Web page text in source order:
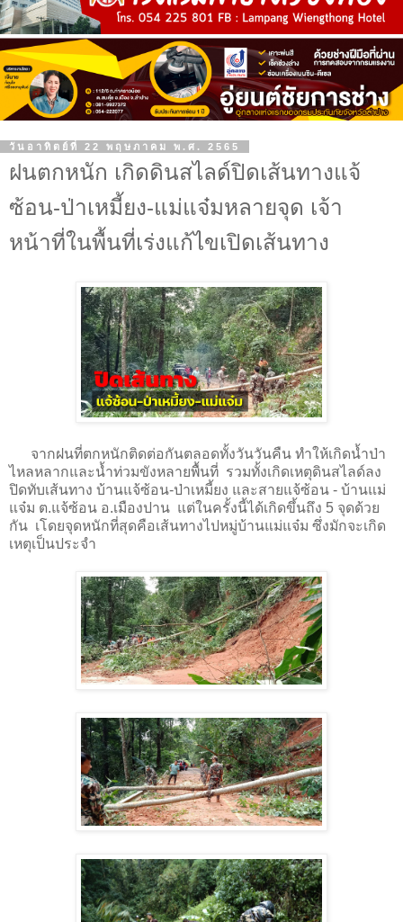
วันอาทิตย์ที่ 22 พฤษภาคม พ.ศ. 2565
ฝนตกหนัก เกิดดินสไลด์ปิดเส้นทางแจ้
ซ้อน-ป่าเหมี้ยง-แม่แจ๋มหลายจุด เจ้า
หน้าที่ในพื้นที่เร่งแก้ไขเปิดเส้นทาง
จากฝนที่ตกหนักติดต่อกันตลอดทั้งวันวันคืน ทำให้เกิดน้ำป่า
ไหลหลากและน้ำท่วมขังหลายพื้นที่ รวมทั้งเกิดเหตุดินสไลด์ลง
ปิดทับเส้นทาง บ้านแจ้ซ้อน-ป่าเหมี้ยง และสายแจ้ซ้อน - บ้านแม่
แจ๋ม ต.แจ้ซ้อน อ.เมืองปาน แต่ในครั้งนี้ได้เกิดขึ้นถึง 5 จุดด้วย
กัน เโดยจุดหนักที่สุดคือเส้นทางไปหมู่บ้านแม่แจ๋ม ซึ่งมักจะเกิด
เหตุเป็นประจำ